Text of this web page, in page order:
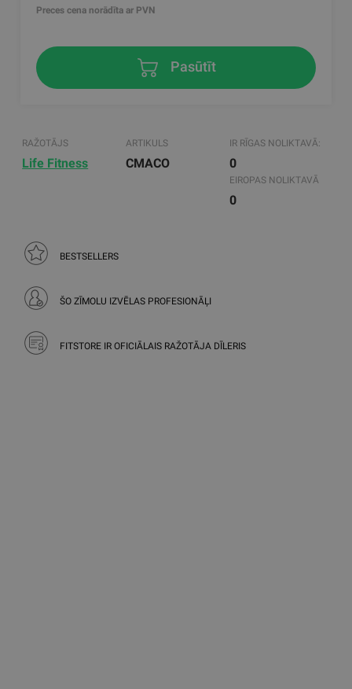
Preces cena norādīta ar PVN
Pasūtīt
RAŽOTĀJS
Life Fitness
ARTIKULS
CMACO
IR RĪGAS NOLIKTAVĀ:
0
EIROPAS NOLIKTAVĀ
0
BESTSELLERS
ŠO ZĪMOLU IZVĒLAS PROFESIONĀĻI
FITSTORE IR OFICIĀLAIS RAŽOTĀJA DĪLERIS